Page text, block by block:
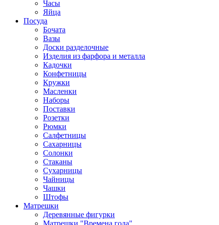
Часы
Яйца
Посуда
Бочата
Вазы
Доски разделочные
Изделия из фарфора и металла
Кадочки
Конфетницы
Кружки
Масленки
Наборы
Поставки
Розетки
Рюмки
Салфетницы
Сахарницы
Солонки
Стаканы
Сухарницы
Чайницы
Чашки
Штофы
Матрешки
Деревянные фигурки
Матрешки "Времена года"